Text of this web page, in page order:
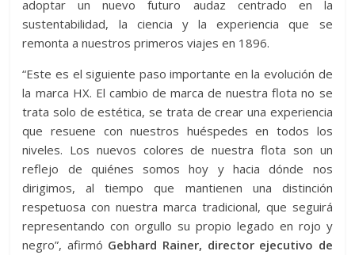
adoptar un nuevo futuro audaz centrado en la
sustentabilidad, la ciencia y la experiencia que se
remonta a nuestros primeros viajes en 1896.
“Este es el siguiente paso importante en la evolución de
la marca HX. El cambio de marca de nuestra flota no se
trata solo de estética, se trata de crear una experiencia
que resuene con nuestros huéspedes en todos los
niveles. Los nuevos colores de nuestra flota son un
reflejo de quiénes somos hoy y hacia dónde nos
dirigimos, al tiempo que mantienen una distinción
respetuosa con nuestra marca tradicional, que seguirá
representando con orgullo su propio legado en rojo y
negro”, afirmó Gebhard Rainer, director ejecutivo de